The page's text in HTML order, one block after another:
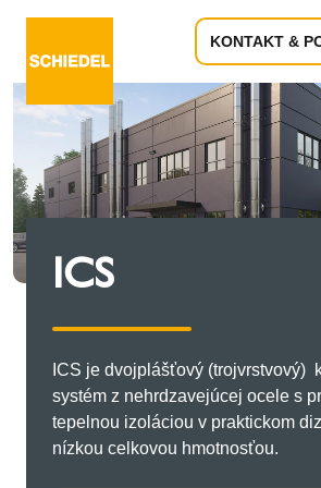
KONTAKT &
ICS
ICS je dvojplášťový (trojvrstvový)
systém z nehrdzavejúcej ocele s
tepelnou izoláciou v praktickom
nízkou celkovou hmotnosťou.